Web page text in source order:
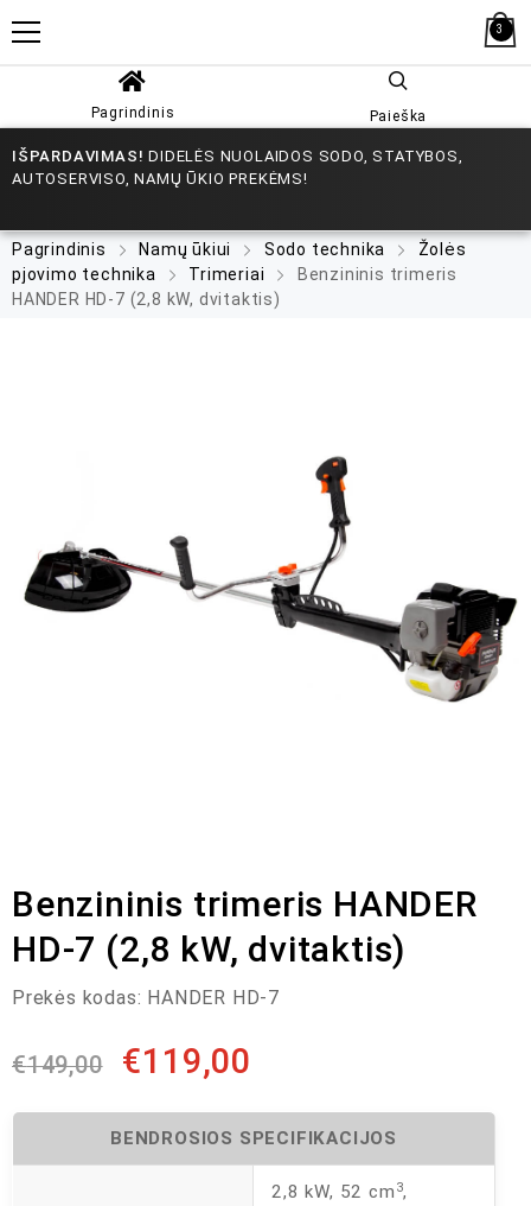
3
Pagrindinis Paieška
IŠPARDAVIMAS! DIDELĖS NUOLAIDOS SODO, STATYBOS,
AUTOSERVISO, NAMŲ ŪKIO PREKĖMS!
Pagrindinis Namų ūkiui Sodo technika
Žolės
pjovimo technika
Trimeriai
Benzininis trimeris
HANDER HD-7 (2,8 kW, dvitaktis)
Benzininis trimeris HANDER
HD-7 (2,8 kW, dvitaktis)
Prekės kodas: HANDER HD-7
€149,00 €119,00
BENDROSIOS SPECIFIKACIJOS
2,8 kW, 52 cm 3,